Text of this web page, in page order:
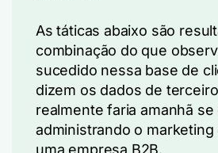
As táticas abaixo são
combinação do que
sucedido nessa base de
dizem os dados de
realmente faria amanhã
administrando o marketing
uma empresa B2B.